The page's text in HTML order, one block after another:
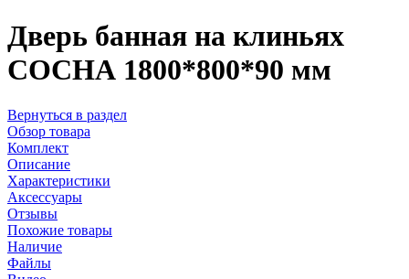
Дверь банная на клиньях
СОСНА 1800*800*90 мм
Вернуться в раздел
Обзор товара
Комплект
Описание
Характеристики
Аксессуары
Отзывы
Похожие товары
Наличие
Файлы